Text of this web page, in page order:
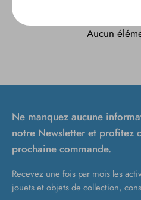
Aucun
Ne manquez aucune
notre Newsletter et profitez
prochaine commande.
Recevez une fois par mois les
jouets et objets de collection,